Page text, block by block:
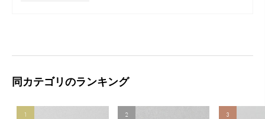
同カテゴリのランキング
1 2 3